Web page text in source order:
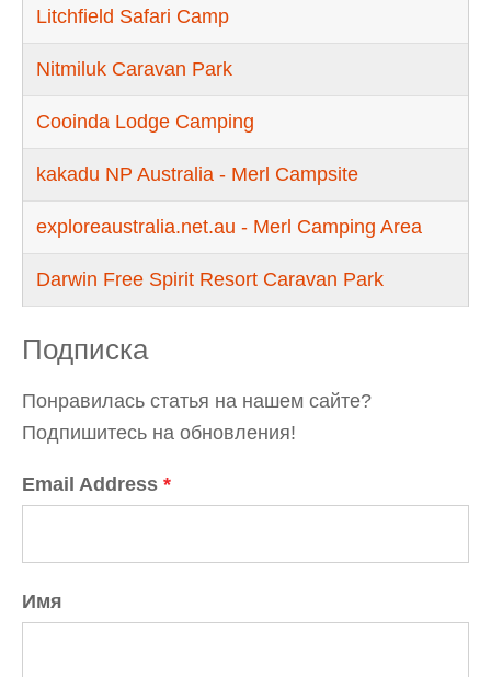
Litchfield Safari Camp
Nitmiluk Caravan Park
Cooinda Lodge Camping
kakadu NP Australia - Merl Campsite
exploreaustralia.net.au - Merl Camping Area
Darwin Free Spirit Resort Caravan Park
Подписка
Понравилась статья на нашем сайте?
Подпишитесь на обновления!
Email Address *
Имя